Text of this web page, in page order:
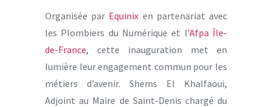
Organisée par Equinix en partenariat avec
les Plombiers du Numérique et l’Afpa Île-
de-France, cette inauguration met en
lumière leur engagement commun pour les
métiers d’avenir. Shems El Khalfaoui,
Adjoint au Maire de Saint-Denis chargé du